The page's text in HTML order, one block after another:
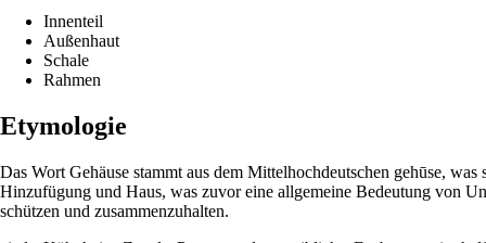
Innenteil
Außenhaut
Schale
Rahmen
Etymologie
Das Wort Gehäuse stammt aus dem Mittelhochdeutschen gehūse,
Hinzufügung und Haus, was zuvor eine allgemeine Bedeutung von
schützen und zusammenzuhalten.